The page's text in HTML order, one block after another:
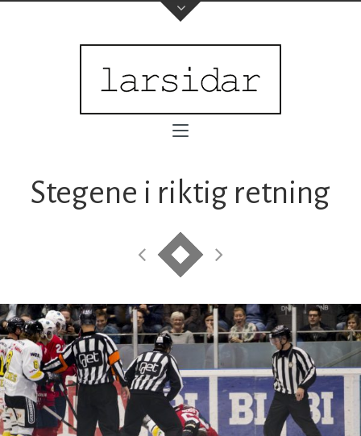
Stegene i riktig retning